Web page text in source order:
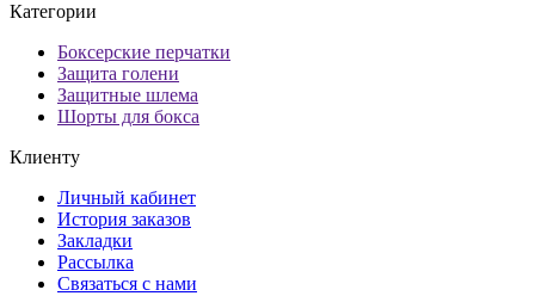
Категории
Боксерские перчатки
Защита голени
Защитные шлема
Шорты для бокса
Клиенту
Личный кабинет
История заказов
Закладки
Рассылка
Связаться с нами